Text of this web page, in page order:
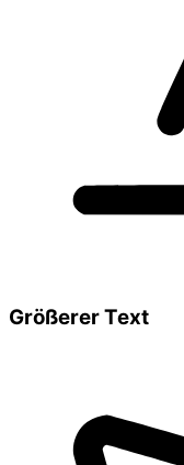
Größerer Text